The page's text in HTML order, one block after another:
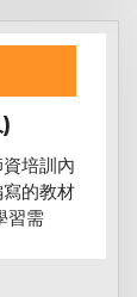
培訓內
的教材
習需